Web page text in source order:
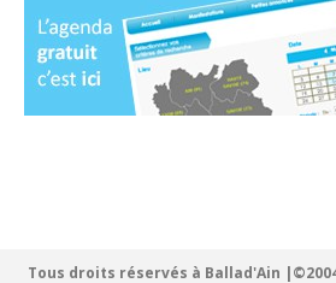
Tous droits réservés à Ballad'Ain |©2004